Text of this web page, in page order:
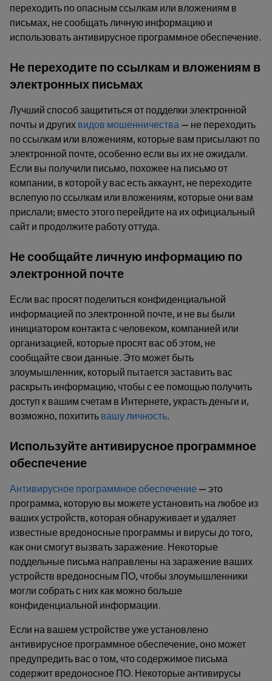
переходить по опасным ссылкам или вложениям в
письмах, не сообщать личную информацию и
использовать антивирусное программное обеспечение.
Не переходите по ссылкам и вложениям в
электронных письмах
Лучший способ защититься от подделки электронной
почты и других видов мошенничества — не переходить
по ссылкам или вложениям, которые вам присылают по
электронной почте, особенно если вы их не ожидали.
Если вы получили письмо, похожее на письмо от
компании, в которой у вас есть аккаунт, не переходите
вслепую по ссылкам или вложениям, которые они вам
прислали; вместо этого перейдите на их официальный
сайт и продолжите работу оттуда.
Не сообщайте личную информацию по
электронной почте
Если вас просят поделиться конфиденциальной
информацией по электронной почте, и не вы были
инициатором контакта с человеком, компанией или
организацией, которые просят вас об этом, не
сообщайте свои данные. Это может быть
злоумышленник, который пытается заставить вас
раскрыть информацию, чтобы с ее помощью получить
доступ к вашим счетам в Интернете, украсть деньги и,
возможно, похитить вашу личность.
Используйте антивирусное программное
обеспечение
Антивирусное программное обеспечение — это
программа, которую вы можете установить на любое из
ваших устройств, которая обнаруживает и удаляет
известные вредоносные программы и вирусы до того,
как они смогут вызвать заражение. Некоторые
поддельные письма направлены на заражение ваших
устройств вредоносным ПО, чтобы злоумышленники
могли собрать с них как можно больше
конфиденциальной информации.
Если на вашем устройстве уже установлено
антивирусное программное обеспечение, оно может
предупредить вас о том, что содержимое письма
содержит вредоносное ПО. Некоторые антивирусы